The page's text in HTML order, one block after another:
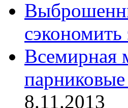
Всемирная
парниковые
8.11.2013